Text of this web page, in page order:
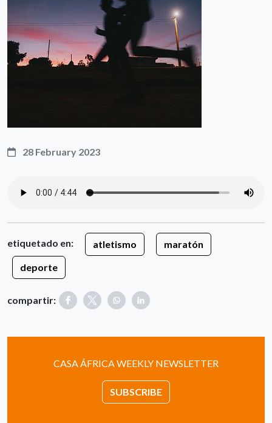
28 February 2023
etiquetado en: atletismo
maratón
deporte
compartir:
CASA ÁFRICA WEEKLY NEWSLETTER
SUBSCRIBE